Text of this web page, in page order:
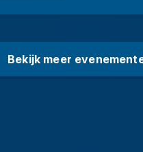
Bekijk meer